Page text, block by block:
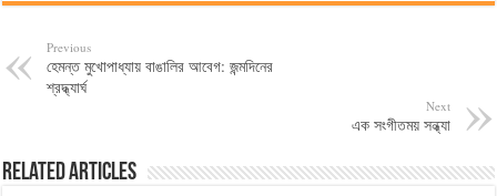
Previous
হেমন্ত মুখোপাধ্যায় বাঙালির আবেগ: জন্মদিনের
শ্রদ্ধ্যার্ঘ
Next
এক সংগীতময় সন্ধ্যা
Related Articles